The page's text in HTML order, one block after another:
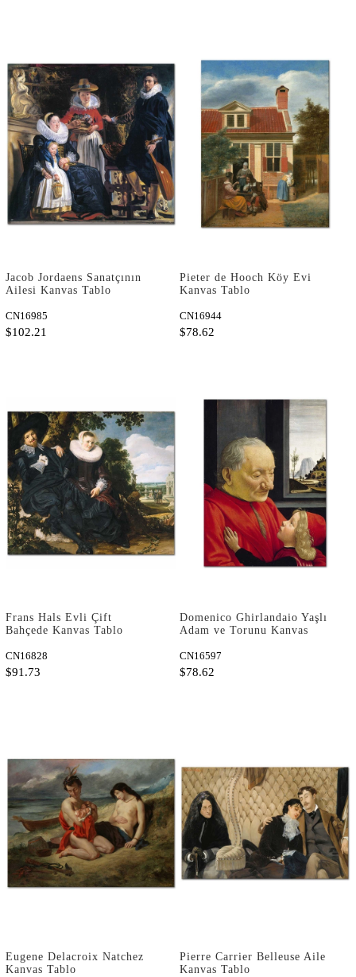
Jacob Jordaens Sanatçının
Ailesi Kanvas Tablo
CN16985
$102.21
Pieter de Hooch Köy Evi
Kanvas Tablo
CN16944
$78.62
Frans Hals Evli Çift
Bahçede Kanvas Tablo
CN16828
$91.73
Domenico Ghirlandaio Yaşlı
Adam ve Torunu Kanvas
CN16597
$78.62
Eugene Delacroix Natchez
Kanvas Tablo
Pierre Carrier Belleuse Aile
Kanvas Tablo